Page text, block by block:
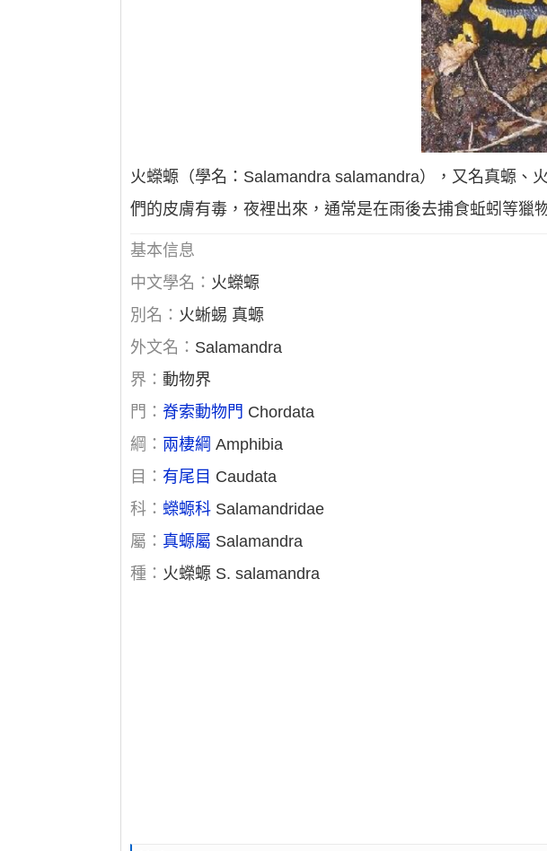
火蠑螈（學名：Salamandra salamandra），又名真螈、
們的皮膚有毒，夜裡出來，通常是在雨後去捕食蚯蚓等獵
基本信息
中文學名： 火蠑螈
別名： 火蜥蜴 真螈
外文名： Salamandra
界：動物界
門：脊索動物門 Chordata
綱： 兩棲綱 Amphibia
目： 有尾目 Caudata
科：蠑螈科 Salamandridae
屬： 真螈屬 Salamandra
種： 火蠑螈 S. salamandra